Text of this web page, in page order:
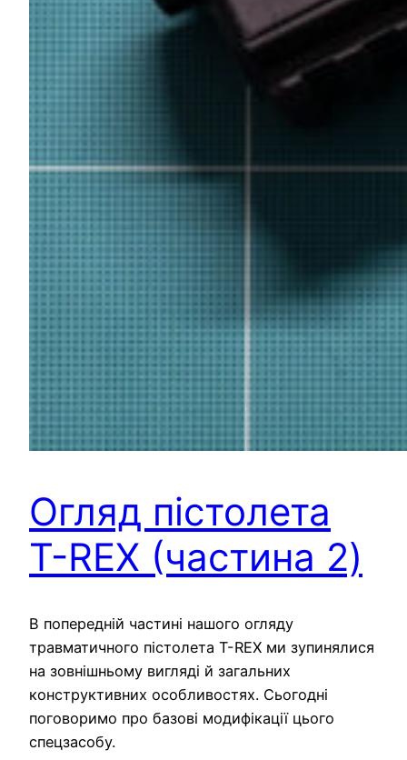
Огляд пістолета
T-REX (частина 2)
В попередній частині нашого огляду
травматичного пістолета T-REX ми зупинялися
на зовнішньому вигляді й загальних
конструктивних особливостях. Сьогодні
поговоримо про базові модифікації цього
спецзасобу.